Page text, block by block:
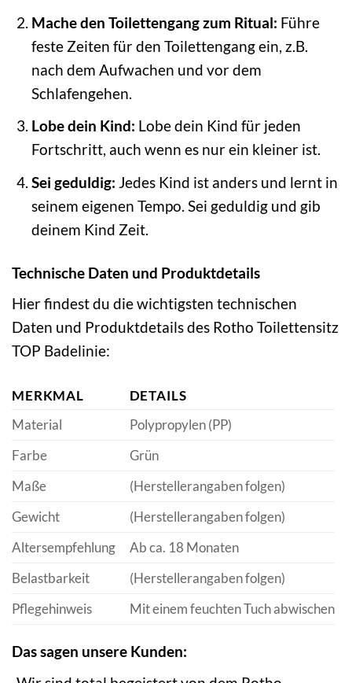
Mache den Toilettengang zum Ritual: Führe
feste Zeiten für den Toilettengang ein, z.B.
nach dem Aufwachen und vor dem
Schlafengehen.
Lobe dein Kind: Lobe dein Kind für jeden
Fortschritt, auch wenn es nur ein kleiner ist.
Sei geduldig: Jedes Kind ist anders und lernt in
seinem eigenen Tempo. Sei geduldig und gib
deinem Kind Zeit.
Technische Daten und Produktdetails
Hier findest du die wichtigsten technischen
Daten und Produktdetails des Rotho Toilettensitz
TOP Badelinie:
MERKMAL
DETAILS
Material
Polypropylen (PP)
Farbe
Grün
Maße
(Herstellerangaben folgen)
Gewicht
(Herstellerangaben folgen)
Altersempfehlung
Ab ca. 18 Monaten
Belastbarkeit
(Herstellerangaben folgen)
Pflegehinweis
Mit einem feuchten Tuch abwischen
Das sagen unsere Kunden: